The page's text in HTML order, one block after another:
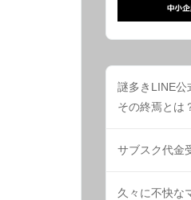
謎多きLINE公
その終焉とは
サブスク代金
久々に不快な